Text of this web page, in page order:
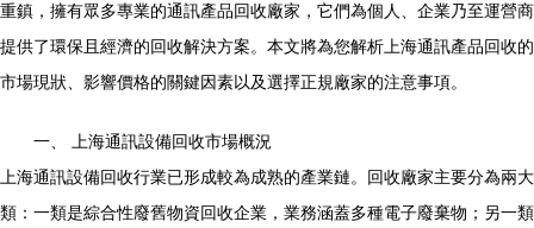
重鎮，擁有眾多專業的通訊產品回收廠家，它們為個人、企業乃至運營商
提供了環保且經濟的回收解決方案。本文將為您解析上海通訊產品回收的
市場現狀、影響價格的關鍵因素以及選擇正規廠家的注意事項。
一、 上海通訊設備回收市場概況
上海通訊設備回收行業已形成較為成熟的產業鏈。回收廠家主要分為兩大
類：一類是綜合性廢舊物資回收企業，業務涵蓋多種電子廢棄物；另一類